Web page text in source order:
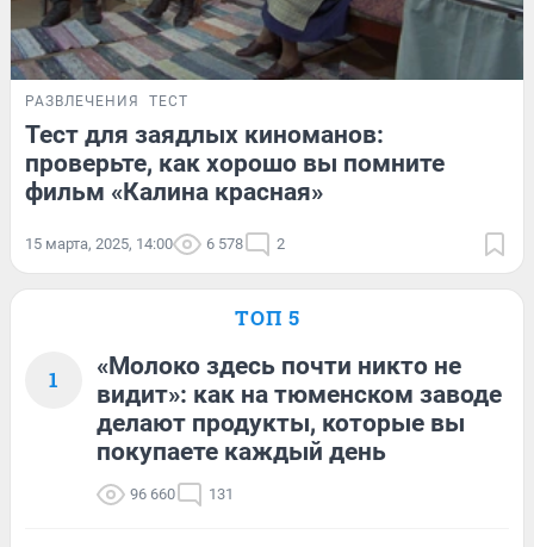
РАЗВЛЕЧЕНИЯ ТЕСТ
Тест для заядлых киноманов:
проверьте, как хорошо вы помните
фильм «Калина красная»
15 марта, 2025, 14:00 6 578 2
ТОП 5
1
«Молоко здесь почти никто не
видит»: как на тюменском заводе
делают продукты, которые вы
покупаете каждый день
96 660 131